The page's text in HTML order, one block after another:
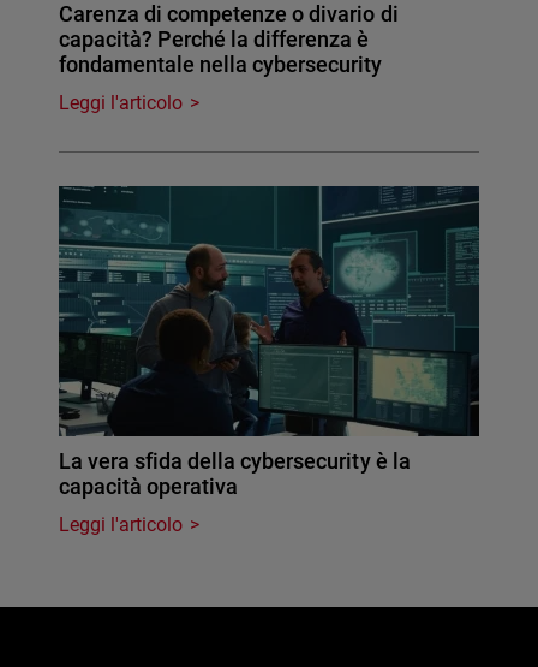
Carenza di competenze o divario di
capacità? Perché la differenza è
fondamentale nella cybersecurity
Leggi l'articolo
La vera sfida della cybersecurity è la
capacità operativa
Leggi l'articolo